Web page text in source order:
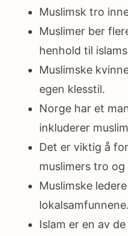
Muslimsk tro
Muslimer ber
henhold til
Muslimske
egen klesstil.
Norge har et
inkluderer
Det er viktig å
muslimers tro og
Muslimske
lokalsamfunnene.
Islam er en av